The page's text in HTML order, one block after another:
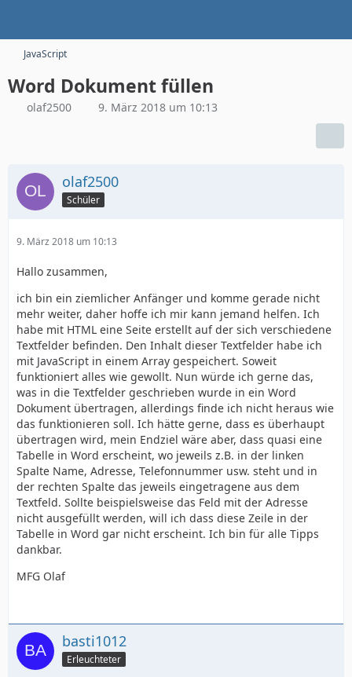
JavaScript
Word Dokument füllen
olaf2500 9. März 2018 um 10:13
olaf2500
Schüler
9. März 2018 um 10:13
Hallo zusammen,
ich bin ein ziemlicher Anfänger und komme gerade nicht
mehr weiter, daher hoffe ich mir kann jemand helfen. Ich
habe mit HTML eine Seite erstellt auf der sich verschiedene
Textfelder befinden. Den Inhalt dieser Textfelder habe ich
mit JavaScript in einem Array gespeichert. Soweit
funktioniert alles wie gewollt. Nun würde ich gerne das,
was in die Textfelder geschrieben wurde in ein Word
Dokument übertragen, allerdings finde ich nicht heraus wie
das funktionieren soll. Ich hätte gerne, dass es überhaupt
übertragen wird, mein Endziel wäre aber, dass quasi eine
Tabelle in Word erscheint, wo jeweils z.B. in der linken
Spalte Name, Adresse, Telefonnummer usw. steht und in
der rechten Spalte das jeweils eingetragene aus dem
Textfeld. Sollte beispielsweise das Feld mit der Adresse
nicht ausgefüllt werden, will ich dass diese Zeile in der
Tabelle in Word gar nicht erscheint. Ich bin für alle Tipps
dankbar.
MFG Olaf
basti1012
Erleuchteter